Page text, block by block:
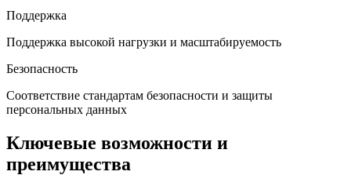
Поддержка
Поддержка высокой нагрузки и масштабируемость
Безопасность
Соответствие стандартам безопасности и защиты
персональных данных
Ключевые возможности и
преимущества